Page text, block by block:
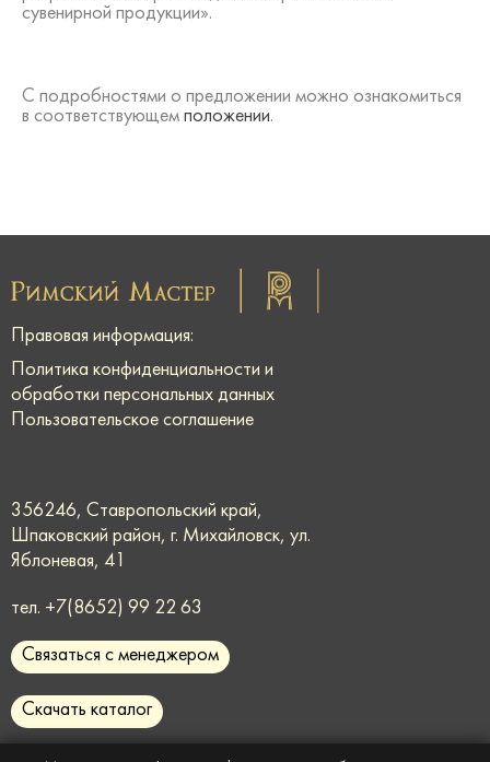
сувенирной продукции».
С подробностями о предложении можно ознакомиться
в соответствующем положении.
Правовая информация:
Политика конфиденциальности и
обработки персональных данных
Пользовательское соглашение
356246, Ставропольский край,
Шпаковский район, г. Михайловск, ул.
Яблоневая, 41
тел. +7(8652) 99 22 63
Связаться с менеджером
Скачать каталог